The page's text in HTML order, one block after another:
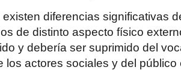
diferencias significativas
de distinto aspecto físico
y debería ser suprimido del
los actores sociales y del